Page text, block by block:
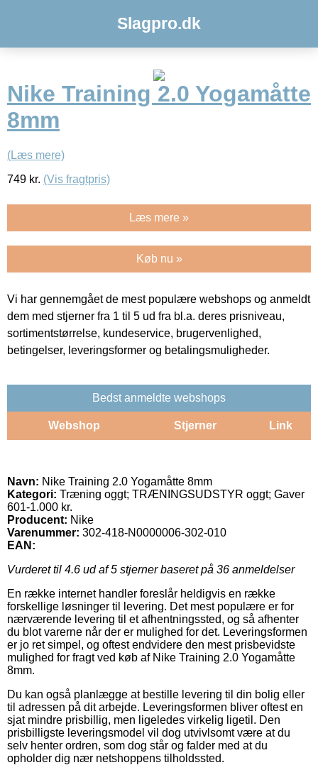
Slagpro.dk
Nike Training 2.0 Yogamåtte
8mm
(Læs mere)
749 kr. (Vis fragtpris)
Læs mere »
Køb nu »
Vi har gennemgået de mest populære webshops og anmeldt
dem med stjerner fra 1 til 5 ud fra bl.a. deres prisniveau,
sortimentstørrelse, kundeservice, brugervenlighed,
betingelser, leveringsformer og betalingsmuligheder.
Bedst anmeldte webshops
Webshop Stjerner Link
Navn: Nike Training 2.0 Yogamåtte 8mm
Kategori: Træning oggt; TRÆNINGSUDSTYR oggt; Gaver
601-1.000 kr.
Producent: Nike
Varenummer: 302-418-N0000006-302-010
EAN:
Vurderet til 4.6 ud af 5 stjerner baseret på 36 anmeldelser
En række internet handler foreslår heldigvis en række
forskellige løsninger til levering. Det mest populære er for
nærværende levering til et afhentningssted, og så afhenter
du blot varerne når der er mulighed for det. Leveringsformen
er jo ret simpel, og oftest endvidere den mest prisbevidste
mulighed for fragt ved køb af Nike Training 2.0 Yogamåtte
8mm.
Du kan også planlægge at bestille levering til din bolig eller
til adressen på dit arbejde. Leveringsformen bliver oftest en
sjat mindre prisbillig, men ligeledes virkelig ligetil. Den
prisbilligste leveringsmodel vil dog utvivlsomt være at du
selv henter ordren, som dog står og falder med at du
opholder dig nær netshoppens tilholdssted.